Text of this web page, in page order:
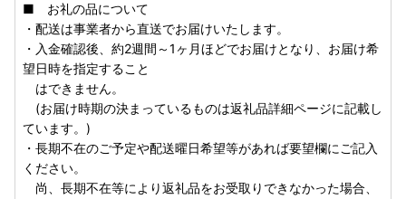
■ お礼の品について
・配送は事業者から直送でお届けいたします。
・入金確認後、約2週間～1ヶ月ほどでお届けとなり、お届け希
望日時を指定すること
はできません。
(お届け時期の決まっているものは返礼品詳細ページに記載し
ています。)
・長期不在のご予定や配送曜日希望等があれば要望欄にご記入
ください。
尚、長期不在等により返礼品をお受取りできなかった場合、